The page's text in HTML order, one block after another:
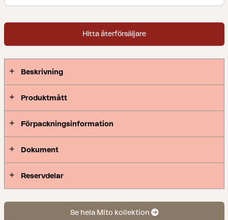
Hitta återförsäljare
Beskrivning
Produktmått
Förpackningsinformation
Dokument
Reservdelar
Se hela Mito kollektion